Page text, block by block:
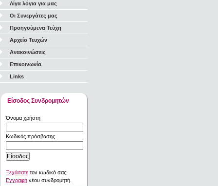
Λίγα λόγια για μας
Οι Συνεργάτες μας
Προηγούμενα Τεύχη
Αρχείο Τευχών
Ανακοινώσεις
Επικοινωνία
Links
Είσοδος Συνδρομητών
Όνομα χρήστη
Κωδικός πρόσβασης
Ξεχάσατε τον κωδικό σας;
Εγγραφή νέου συνδρομητή.